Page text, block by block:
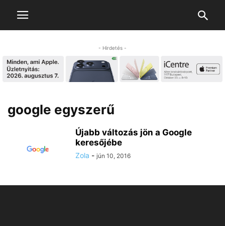
- Hirdetés -
google egyszerű
Újabb változás jön a Google
keresőjébe
Zola - jún 10, 2016